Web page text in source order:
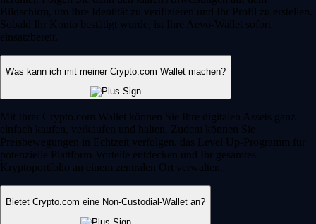
Bildschirm, um Ihre Identität zu verifizieren und Ihr Profil zu erstellen.
Sobald Ihr Konto bestätigt wurde, ist Ihre Aevo-Wallet sofort
einsatzbereit.
Was kann ich mit meiner Crypto.com Wallet machen?
Mit Ihrer Crypto.com Wallet können Sie Ihre digitalen Assets ganz
einfach kaufen, verkaufen und halten. Zudem können Sie
Preisbewegungen in Echtzeit verfolgen, das Level Up-Programm für
potenzielle Plattform-Vorteile entdecken und Ihr gesamtes
Kryptoportfolio an einem zentralen Ort verwalten.
Bietet Crypto.com eine Non-Custodial-Wallet an?